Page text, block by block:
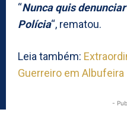
“Nunca quis
Polícia“, rematou.
Leia também:
Guerreiro em Albufeira
-